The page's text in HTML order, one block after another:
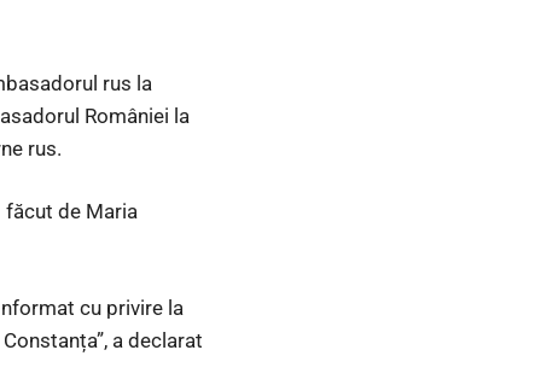
rus la
României la
rus.
făcut de Maria
cu privire la
a declarat